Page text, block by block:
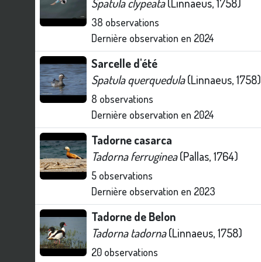
38 observations
Dernière observation en 2024
Sarcelle d'été
Spatula querquedula(Linnaeus, 1758)
8 observations
Dernière observation en 2024
Tadorne casarca
Tadorna ferruginea(Pallas, 1764)
5 observations
Dernière observation en 2023
Tadorne de Belon
Tadorna tadorna(Linnaeus, 1758)
20 observations